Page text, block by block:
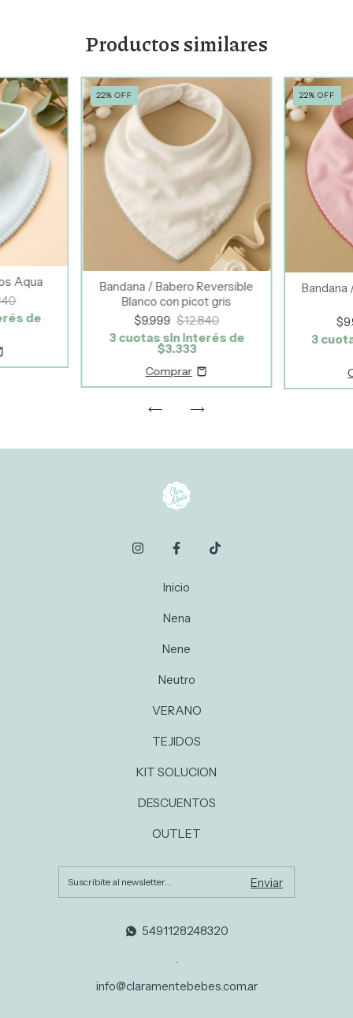
Productos similares
Aqua
de
22%OFF
Bandana / Babero Reversible
Blanco con picot gris
$9.999 $12.840
3 cuotas sin interés de
$3.333
22%OFF
Bandana
3
Inicio
Nena
Nene
Neutro
VERANO
TEJIDOS
KIT SOLUCION
DESCUENTOS
OUTLET
5491128248320
.
info@claramentebebes.com.ar